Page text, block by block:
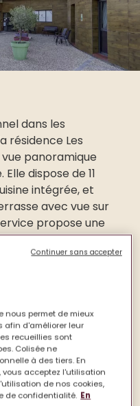
dans les
résidence Les
panoramique
dispose de 11
intégrée, et
avec vue sur
propose une
des produits
notre maison
d’une
un
proposés pour
à Sausset Les
nous permet de mieux
afin d'améliorer leur
recueillies sont
Colisée ne
à des tiers. En
acceptez l'utilisation
de nos cookies,
de confidentialité. En
Continuer sans accepter